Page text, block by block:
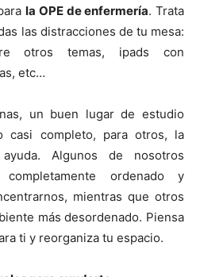
la OPE de enfermería. Trata
las distracciones de tu mesa:
otros temas, ipads con
etc…
un buen lugar de estudio
casi completo, para otros, la
Algunos de nosotros
ordenado y
mientras que otros
más desordenado. Piensa
ti y reorganiza tu espacio.